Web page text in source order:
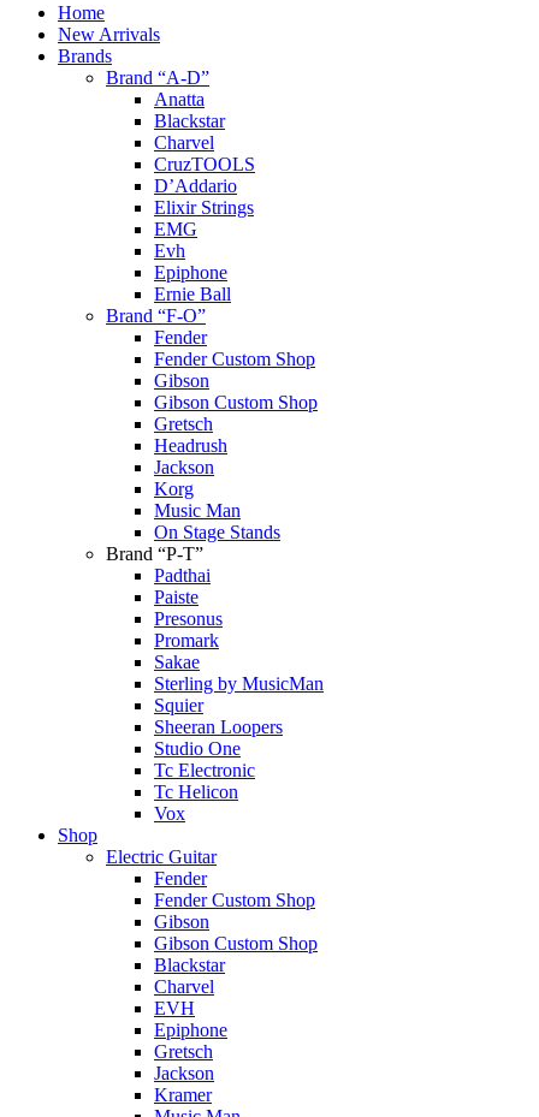
Home
New Arrivals
Brands
Brand “A-D”
Anatta
Blackstar
Charvel
CruzTOOLS
D’Addario
Elixir Strings
EMG
Evh
Epiphone
Ernie Ball
Brand “F-O”
Fender
Fender Custom Shop
Gibson
Gibson Custom Shop
Gretsch
Headrush
Jackson
Korg
Music Man
On Stage Stands
Brand “P-T”
Padthai
Paiste
Presonus
Promark
Sakae
Sterling by MusicMan
Squier
Sheeran Loopers
Studio One
Tc Electronic
Tc Helicon
Vox
Shop
Electric Guitar
Fender
Fender Custom Shop
Gibson
Gibson Custom Shop
Blackstar
Charvel
EVH
Epiphone
Gretsch
Jackson
Kramer